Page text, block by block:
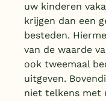
uw kinderen
krijgen dan een
besteden.
van de waarde
ook tweemaal
uitgeven.
niet telkens met